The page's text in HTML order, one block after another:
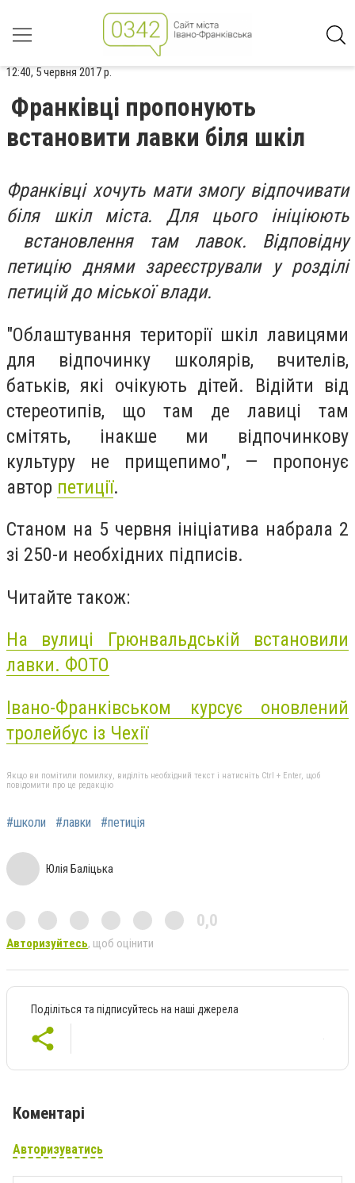
12:40, 5 червня 2017 р.
Франківці пропонують
встановити лавки біля шкіл
Франківці хочуть мати змогу відпочивати
біля шкіл міста. Для цього ініціюють
встановлення там лавок. Відповідну
петицію днями зареєстрували у розділі
петицій до міської влади.
"Облаштування території шкіл лавицями
для відпочинку школярів, вчителів,
батьків, які очікують дітей. Відійти від
стереотипів, що там де лавиці там
смітять, інакше ми відпочинкову
культуру не прищепимо", — пропонує
автор петиції.
Станом на 5 червня ініціатива набрала 2
зі 250-и необхідних підписів.
Читайте також:
На вулиці Грюнвальдській встановили
лавки. ФОТО
Івано-Франківськом курсує оновлений
тролейбус із Чехії
Якщо ви помітили помилку, виділіть необхідний текст і натисніть Ctrl + Enter, щоб
повідомити про це редакцію
#школи #лавки #петиція
Юлія Баліцька
0,0
Авторизуйтесь, щоб оцінити
Поділіться та підписуйтесь на наші джерела
Коментарі
Авторизуватись